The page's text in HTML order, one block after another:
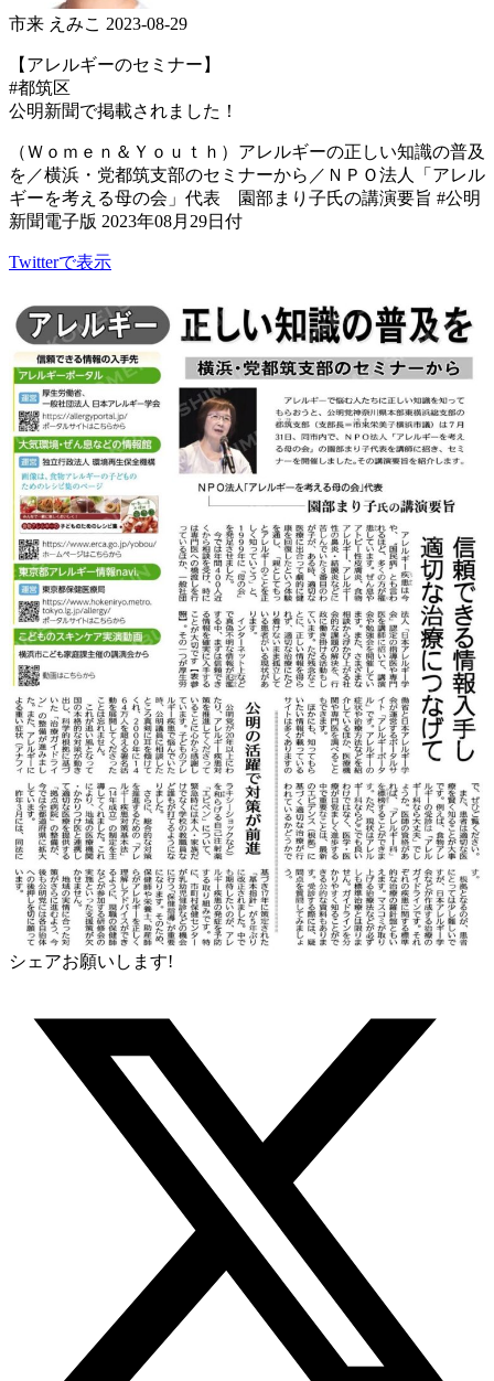
市来 えみこ 2023-08-29
【アレルギーのセミナー】
#都筑区
公明新聞で掲載されました！
（Ｗｏｍｅｎ＆Ｙｏｕｔｈ）アレルギーの正しい知識の普及
を／横浜・党都筑支部のセミナーから／ＮＰＯ法人「アレル
ギーを考える母の会」代表 園部まり子氏の講演要旨 #公明
新聞電子版 2023年08月29日付
Twitterで表示
シェアお願いします!